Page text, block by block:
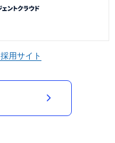
採用サイト